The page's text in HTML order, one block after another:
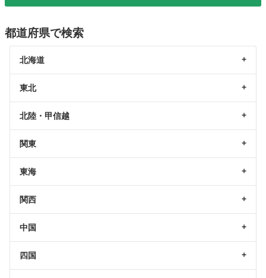
都道府県で検索
北海道
東北
北陸・甲信越
関東
東海
関西
中国
四国